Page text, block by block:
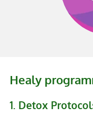
Healy
1. Detox